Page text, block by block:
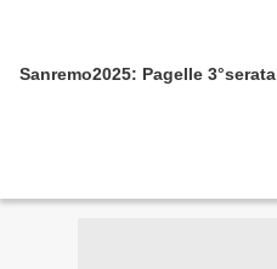
Sanremo2025: Pagelle 3°serata